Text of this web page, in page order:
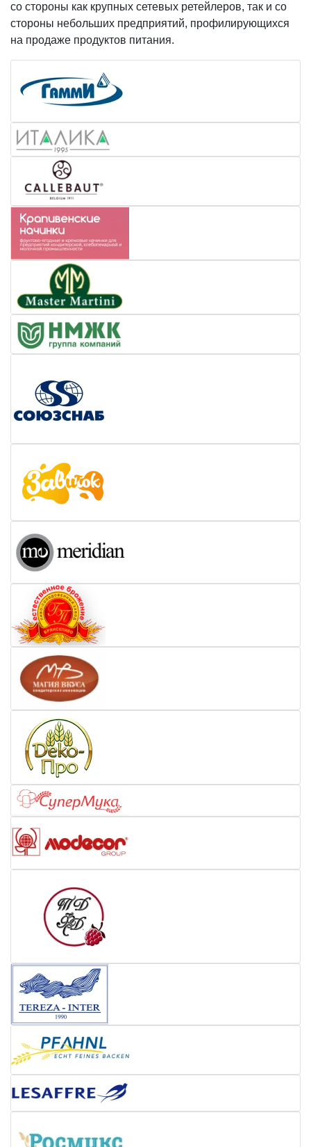
со стороны как крупных сетевых ретейлеров, так и со
стороны небольших предприятий, профилирующихся
на продаже продуктов питания.